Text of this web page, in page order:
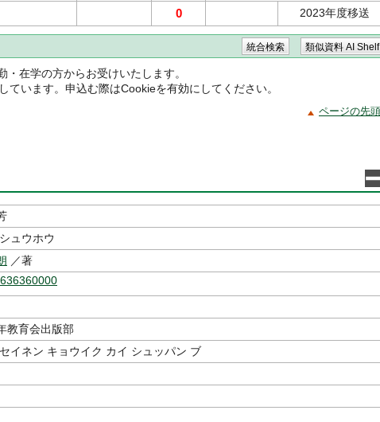
0 2023年度移送
・在学の方からお受けいたします。
ています。申込む際はCookieを有効にしてください。
ページの先
ュウホウ
／著
教育会出版部
イネン キョウイク カイ シュッパン ブ